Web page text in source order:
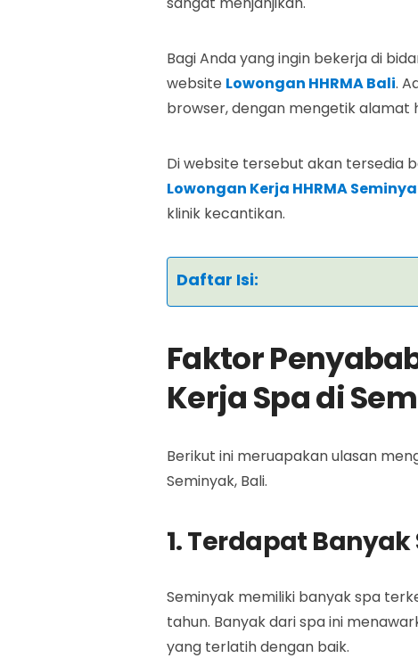
Bagi Anda yang ingin bekerja di
website Lowongan HHRMA Bali.
browser, dengan mengetik alamat
Di website tersebut akan tersedia
Lowongan Kerja HHRMA
klinik kecantikan.
Daftar Isi:
Faktor
Kerja Spa di
Berikut ini meruapakan ulasan
Seminyak, Bali.
1. Terdapat
Seminyak memiliki banyak spa
tahun. Banyak dari spa ini
yang terlatih dengan baik.